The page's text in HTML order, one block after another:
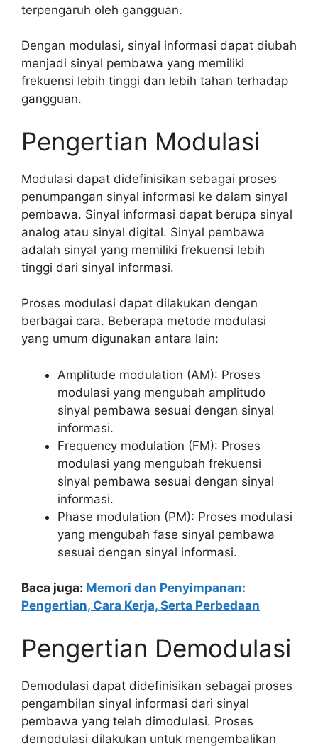
terpengaruh oleh gangguan.
Dengan modulasi, sinyal informasi dapat diubah
menjadi sinyal pembawa yang memiliki
frekuensi lebih tinggi dan lebih tahan terhadap
gangguan.
Pengertian Modulasi
Modulasi dapat didefinisikan sebagai proses
penumpangan sinyal informasi ke dalam sinyal
pembawa. Sinyal informasi dapat berupa sinyal
analog atau sinyal digital. Sinyal pembawa
adalah sinyal yang memiliki frekuensi lebih
tinggi dari sinyal informasi.
Proses modulasi dapat dilakukan dengan
berbagai cara. Beberapa metode modulasi
yang umum digunakan antara lain:
Amplitude modulation (AM): Proses
modulasi yang mengubah amplitudo
sinyal pembawa sesuai dengan sinyal
informasi.
Frequency modulation (FM): Proses
modulasi yang mengubah frekuensi
sinyal pembawa sesuai dengan sinyal
informasi.
Phase modulation (PM): Proses modulasi
yang mengubah fase sinyal pembawa
sesuai dengan sinyal informasi.
Baca juga: Memori dan Penyimpanan:
Pengertian, Cara Kerja, Serta Perbedaan
Pengertian Demodulasi
Demodulasi dapat didefinisikan sebagai proses
pengambilan sinyal informasi dari sinyal
pembawa yang telah dimodulasi. Proses
demodulasi dilakukan untuk mengembalikan